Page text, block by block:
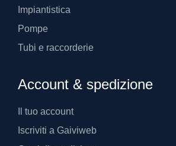
Impiantistica
Pompe
Tubi e raccorderie
Account & spedizione
Il tuo account
Iscriviti a Gaiviweb